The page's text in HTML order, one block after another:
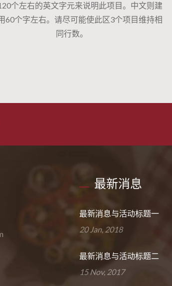
个左右的英文字元来说明此项目。中文则建
60个字左右。请尽可能使此区3个项目维持相
同行数。
最新消息
最新消息与活动标题一
20 Jan, 2018
最新消息与活动标题二
15 Nov, 2017